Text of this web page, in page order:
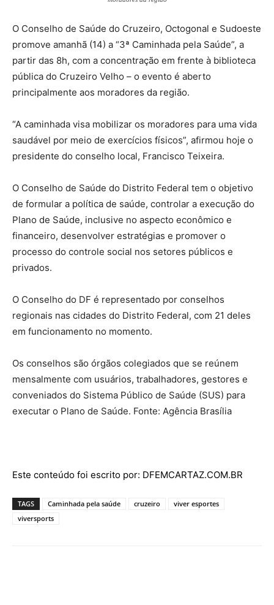
O Conselho de Saúde do Cruzeiro, Octogonal e Sudoeste
promove amanhã (14) a “3ª Caminhada pela Saúde”, a
partir das 8h, com a concentração em frente à biblioteca
pública do Cruzeiro Velho – o evento é aberto
principalmente aos moradores da região.
“A caminhada visa mobilizar os moradores para uma vida
saudável por meio de exercícios físicos”, afirmou hoje o
presidente do conselho local, Francisco Teixeira.
O Conselho de Saúde do Distrito Federal tem o objetivo
de formular a política de saúde, controlar a execução do
Plano de Saúde, inclusive no aspecto econômico e
financeiro, desenvolver estratégias e promover o
processo do controle social nos setores públicos e
privados.
O Conselho do DF é representado por conselhos
regionais nas cidades do Distrito Federal, com 21 deles
em funcionamento no momento.
Os conselhos são órgãos colegiados que se reúnem
mensalmente com usuários, trabalhadores, gestores e
conveniados do Sistema Público de Saúde (SUS) para
executar o Plano de Saúde. Fonte: Agência Brasília
Este conteúdo foi escrito por: DFEMCARTAZ.COM.BR
TAGS Caminhada pela saúde cruzeiro
viver esportes
viversports